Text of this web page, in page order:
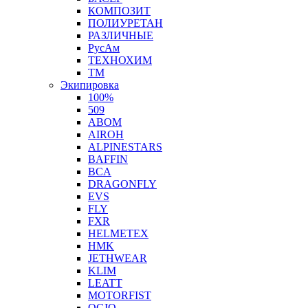
КОМПОЗИТ
ПОЛИУРЕТАН
РАЗЛИЧНЫЕ
РусАм
ТЕХНОХИМ
ТМ
Экипировка
100%
509
ABOM
AIROH
ALPINESTARS
BAFFIN
BCA
DRAGONFLY
EVS
FLY
FXR
HELMETEX
HMK
JETHWEAR
KLIM
LEATT
MOTORFIST